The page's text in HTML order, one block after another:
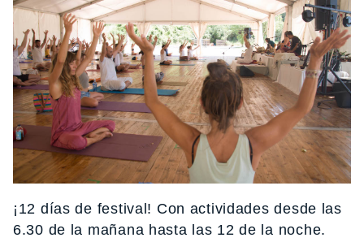
¡12 días de festival! Con actividades desde las
6.30 de la mañana hasta las 12 de la noche.